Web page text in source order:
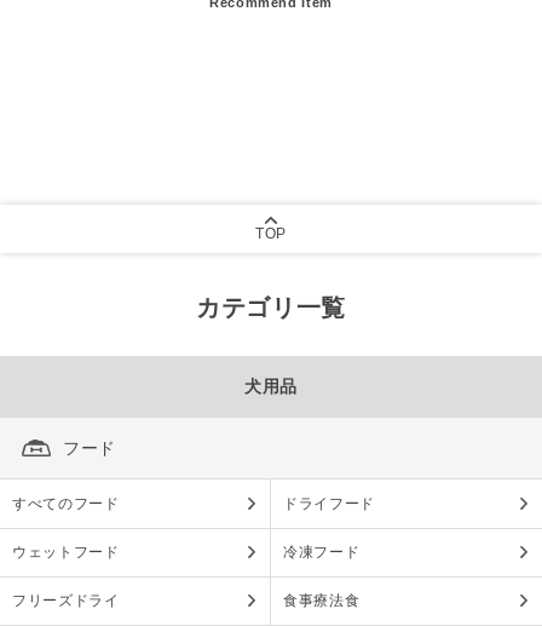
TOP
カテゴリ一覧
犬用品
フード
すべてのフード ドライフード
ウェットフード 冷凍フード
フリーズドライ 食事療法食